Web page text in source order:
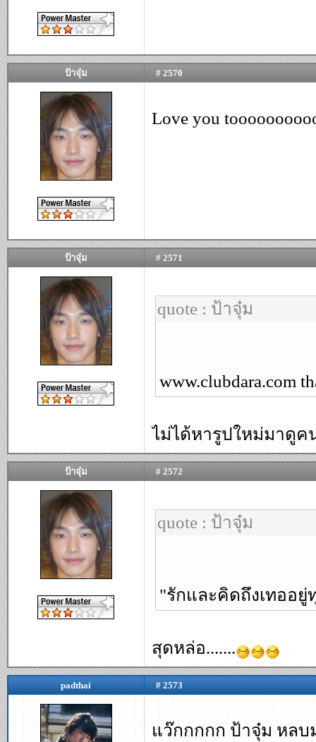
ป้าจุ๋ม # 2570
Love you
ป้าจุ๋ม # 2571
quote : ป้าจุ๋ม
www.clubdara.com
ไม่ได้หารูปใหม่มาดู
ป้าจุ๋ม # 2572
quote : ป้าจุ๋ม
"รักและคิดถึงเทออ
สุดหล่อ.......
padthai # 2573
แว๊กกกกก ป้าจุ๋ม หลบ